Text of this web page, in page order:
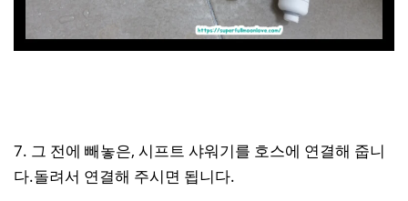
7. 그 전에 빼놓은, 시프트 샤워기를 호스에 연결해 줍니
다.돌려서 연결해 주시면 됩니다.